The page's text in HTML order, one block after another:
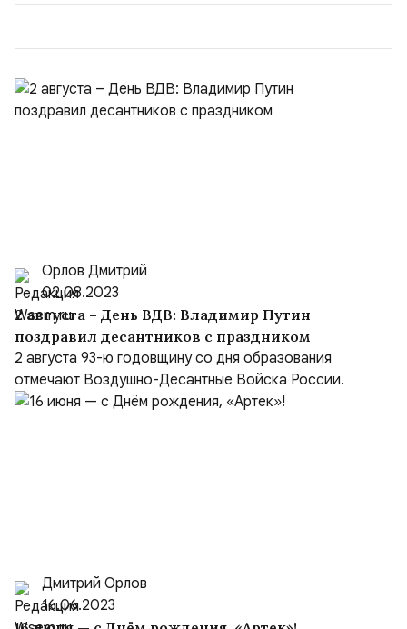
исполнения полномочий депутата Государственной
Орлов Дмитрий
02.08.2023
2 августа – День ВДВ: Владимир Путин
поздравил десантников с праздником
2 августа 93-ю годовщину со дня образования
отмечают Воздушно-Десантные Войска России.
Дмитрий Орлов
16.06.2023